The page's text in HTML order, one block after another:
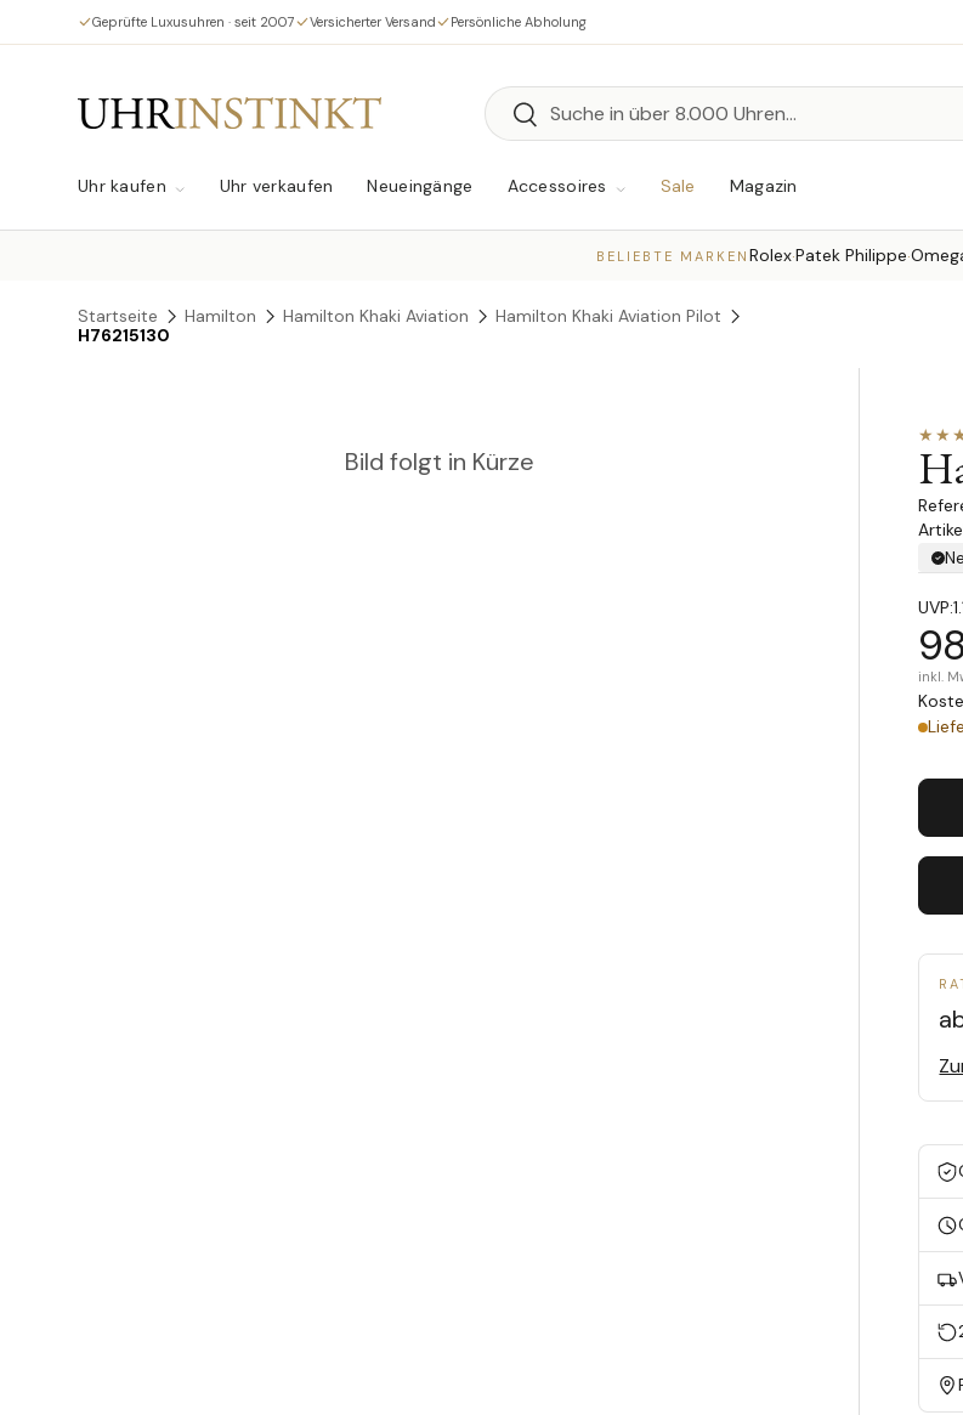
Direkt zum Inhalt
Geprüfte Luxusuhren · seit 2007 Versicherter Versand Persönliche Abholung
Suchen
Suchen
Uhr kaufen Uhr verkaufen Neueingänge Accessoires Sale Magazin
BELIEBTE MARKEN Rolex·Patek Philippe·
Startseite Hamilton Hamilton Khaki Aviation
Hamilton Khaki Aviation Pilot
H76215130
Bild folgt in Kürze
UVP:
inkl.